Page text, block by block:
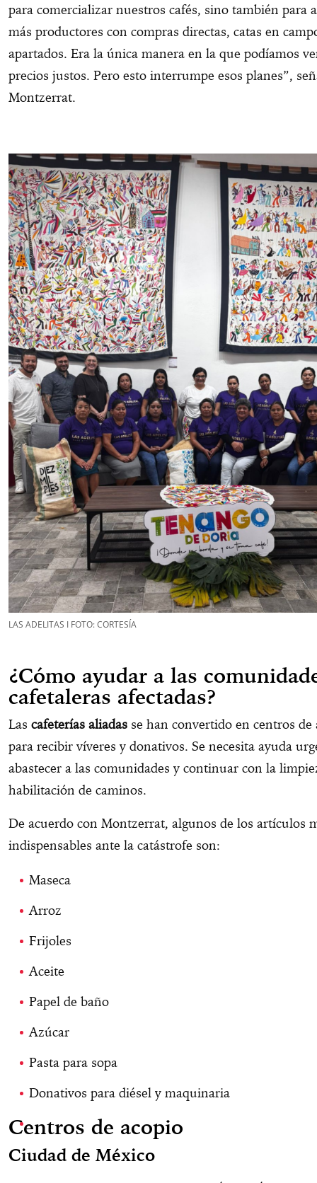
para comercializar nuestros cafés, sino también para
más productores con compras directas, catas en
apartados. Era la única manera en la que podíamos
precios justos. Pero esto interrumpe esos planes”,
Montzerrat.
LAS ADELITAS I FOTO: CORTESÍA
¿Cómo ayudar a las
cafetaleras afectadas?
Las cafeterías aliadas se han convertido en centros de
para recibir víveres y donativos. Se necesita ayuda
abastecer a las comunidades y continuar con la
habilitación de caminos.
De acuerdo con Montzerrat, algunos de los artículos
indispensables ante la catástrofe son:
Maseca
Arroz
Frijoles
Aceite
Papel de baño
Azúcar
Pasta para sopa
Donativos para diésel y maquinaria
Centros de acopio
Ciudad de México